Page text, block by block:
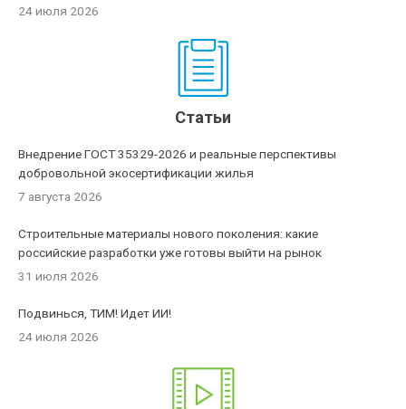
24 июля 2026
Статьи
Внедрение ГОСТ 35329-2026 и реальные перспективы
добровольной экосертификации жилья
7 августа 2026
Строительные материалы нового поколения: какие
российские разработки уже готовы выйти на рынок
31 июля 2026
Подвинься, ТИМ! Идет ИИ!
24 июля 2026